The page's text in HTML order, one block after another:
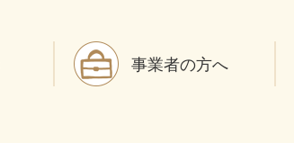
事業者の方へ